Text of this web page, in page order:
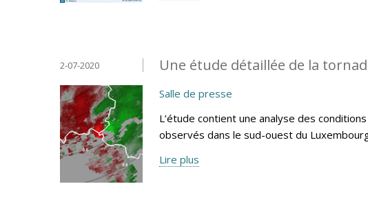
Une étude détaillée de la
2-07-2020
Salle de presse
L’étude contient une analyse des
observés dans le sud-ouest du
Lire plus